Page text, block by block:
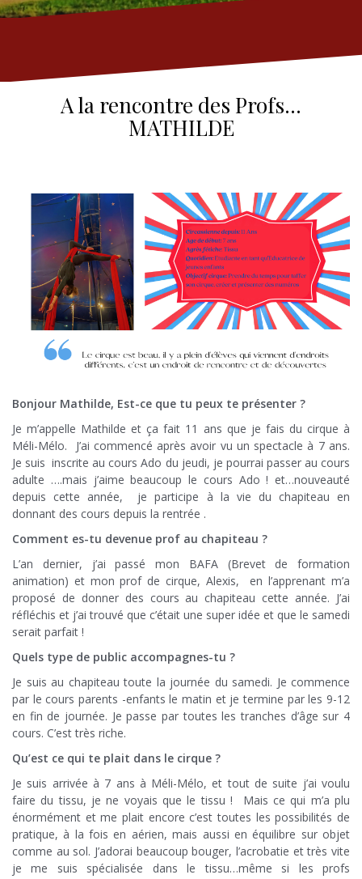
A la rencontre des Profs…
MATHILDE
Bonjour Mathilde, Est-ce que tu peux te présenter ?
Je m’appelle Mathilde et ça fait 11 ans que je fais du cirque à
Méli-Mélo. J’ai commencé après avoir vu un spectacle à 7 ans.
Je suis inscrite au cours Ado du jeudi, je pourrai passer au cours
adulte ….mais j’aime beaucoup le cours Ado ! et…nouveauté
depuis cette année, je participe à la vie du chapiteau en
donnant des cours depuis la rentrée .
Comment es-tu devenue prof au chapiteau ?
L’an dernier, j’ai passé mon BAFA (Brevet de formation
animation) et mon prof de cirque, Alexis, en l’apprenant m’a
proposé de donner des cours au chapiteau cette année. J’ai
réfléchis et j’ai trouvé que c’était une super idée et que le samedi
serait parfait !
Quels type de public accompagnes-tu ?
Je suis au chapiteau toute la journée du samedi. Je commence
par le cours parents -enfants le matin et je termine par les 9-12
en fin de journée. Je passe par toutes les tranches d’âge sur 4
cours. C’est très riche.
Qu’est ce qui te plait dans le cirque ?
Je suis arrivée à 7 ans à Méli-Mélo, et tout de suite j’ai voulu
faire du tissu, je ne voyais que le tissu ! Mais ce qui m’a plu
énormément et me plait encore c’est toutes les possibilités de
pratique, à la fois en aérien, mais aussi en équilibre sur objet
comme au sol. J’adorai beaucoup bouger, l’acrobatie et très vite
je me suis spécialisée dans le tissu…même si les profs